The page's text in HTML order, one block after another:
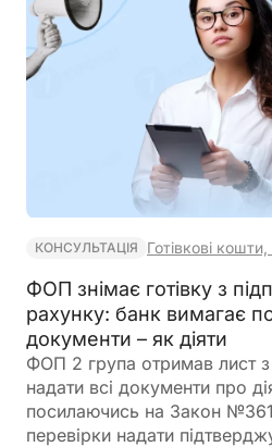
КОНСУЛЬТАЦІЯ Готівкові
ФОП знімає готівку з
рахунку: банк вимагає
документи – як діяти
ФОП 2 група отримав лист
надати всі документи про
посилаючись на Закон
перевірки надати